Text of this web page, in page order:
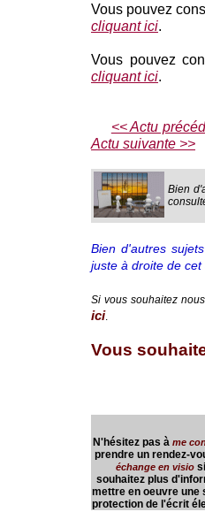
Vous pouvez
cliquant ici.
Vous pouvez
cliquant ici.
<< Actu
Actu suivante >>
Bien
Bien d'autres
juste à droite de cet
Si vous souhaitez
ici.
Vous
N'hésitez pas à me
prendre un rendez-
échange en visio
souhaitez plus
mettre en oeuvre une
protection de l'écrit